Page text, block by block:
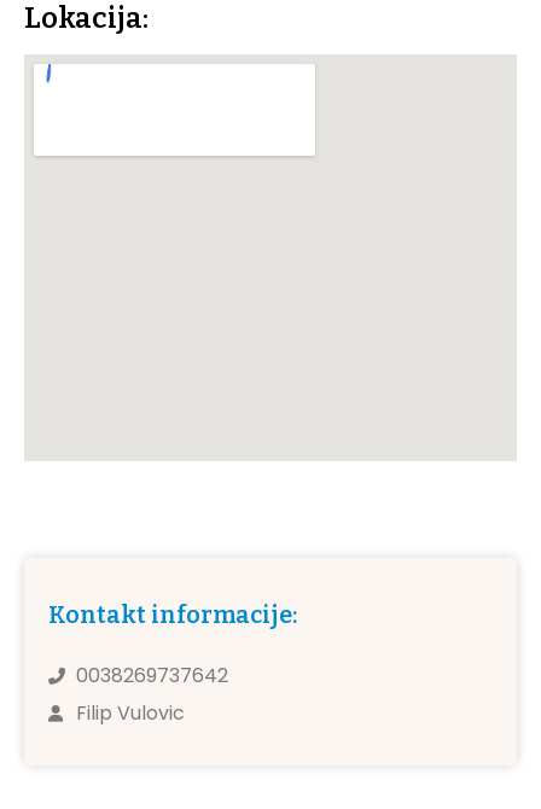
Lokacija:
Kontakt informacije:
0038269737642
Filip Vulovic